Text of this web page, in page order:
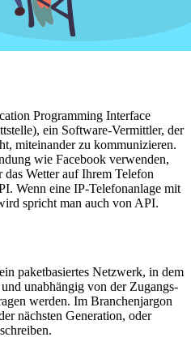
Programming Interface
ein Software-Vermittler, der
miteinander zu kommunizieren.
wie Facebook verwenden,
das Wetter auf Ihrem Telefon
Wenn eine IP-Telefonanlage mit
spricht man auch von API.
paketbasiertes Netzwerk, in dem
unabhängig von der Zugangs-
werden. Im Branchenjargon
nächsten Generation, oder